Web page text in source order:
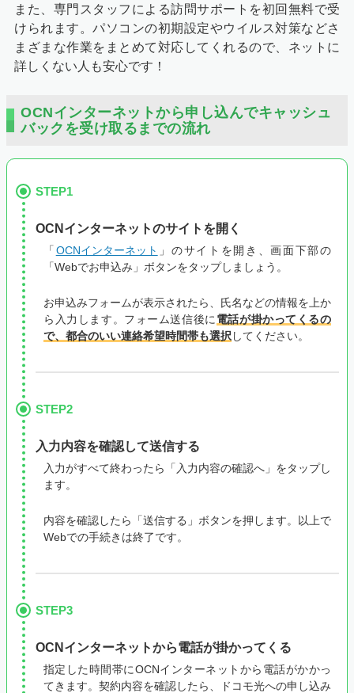
また、専門スタッフによる訪問サポートを初回無料で受
けられます。パソコンの初期設定やウイルス対策などさ
まざまな作業をまとめて対応してくれるので、ネットに
詳しくない人も安心です！
OCNインターネットから申し込んでキャッシュ
バックを受け取るまでの流れ
STEP1
OCNインターネットのサイトを開く
「 OCNインターネット 」のサイトを開き、画面下部の
「Webでお申込み」ボタンをタップしましょう。
お申込みフォームが表示されたら、氏名などの情報を上か
ら入力します。フォーム送信後に 電話が掛かってくるの
で、都合のいい連絡希望時間帯も選択 してください。
STEP2
入力内容を確認して送信する
入力がすべて終わったら「入力内容の確認へ」をタップし
ます。
内容を確認したら「送信する」ボタンを押します。以上で
Webでの手続きは終了です。
STEP3
OCNインターネットから電話が掛かってくる
指定した時間帯にOCNインターネットから電話がかかっ
てきます。契約内容を確認したら、ドコモ光への申し込み